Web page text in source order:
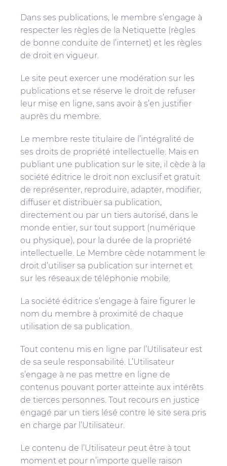
Dans ses publications, le membre s’engage à
respecter les règles de la Netiquette (règles
de bonne conduite de l’internet) et les règles
de droit en vigueur.
Le site peut exercer une modération sur les
publications et se réserve le droit de refuser
leur mise en ligne, sans avoir à s’en justifier
auprès du membre.
Le membre reste titulaire de l’intégralité de
ses droits de propriété intellectuelle. Mais en
publiant une publication sur le site, il cède à la
société éditrice le droit non exclusif et gratuit
de représenter, reproduire, adapter, modifier,
diffuser et distribuer sa publication,
directement ou par un tiers autorisé, dans le
monde entier, sur tout support (numérique
ou physique), pour la durée de la propriété
intellectuelle. Le Membre cède notamment le
droit d’utiliser sa publication sur internet et
sur les réseaux de téléphonie mobile.
La société éditrice s’engage à faire figurer le
nom du membre à proximité de chaque
utilisation de sa publication.
Tout contenu mis en ligne par l’Utilisateur est
de sa seule responsabilité. L’Utilisateur
s’engage à ne pas mettre en ligne de
contenus pouvant porter atteinte aux intérêts
de tierces personnes. Tout recours en justice
engagé par un tiers lésé contre le site sera pris
en charge par l’Utilisateur.
Le contenu de l’Utilisateur peut être à tout
moment et pour n’importe quelle raison